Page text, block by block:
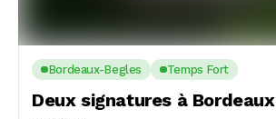
Bordeaux-Begles Temps Fort
Deux signatures à Bordeaux